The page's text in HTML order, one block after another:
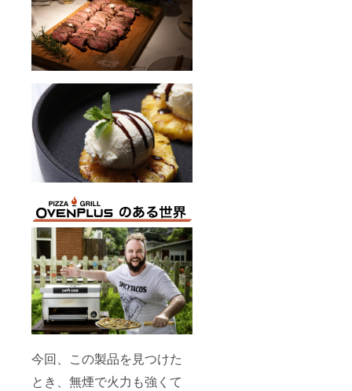
今回、この製品を見つけた
とき、無煙で火力も強くて